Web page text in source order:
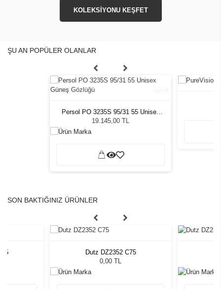
KOLEKSİYONU KEŞFET
ŞU AN POPÜLER OLANLAR
Persol PO 3235S 95/31 55 Unisex
Güneş Gözlüğü
19.145,00 TL
Carrera 367/S 37N Erkek Güneş
Gözlüğü
6.295,00 TL
SON BAKTIĞINIZ ÜRÜNLER
Dutz DZ2352 C75
0,00 TL